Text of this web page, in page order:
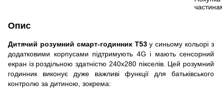
Опис
Дитячий розумний смарт-годинник T53у синьому кольорі з
додатковими корпусами підтримують 4G і мають сенсорний
екран із роздільною здатністю 240x280 пікселів. Цей розумний
годинник виконує дуже важливі функції для батьківського
контролю за дитиною, зокрема: